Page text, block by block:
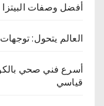
أفضل وصفات
العالم يتحول:
أسرع فني صحي
قياسي